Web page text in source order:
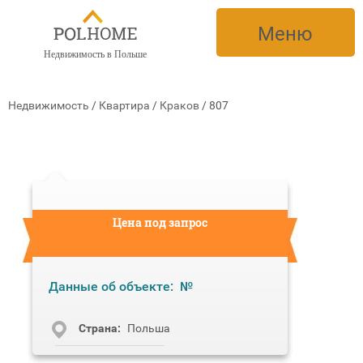
Недвижимость в Польше
Меню
Недвижимость / Квартира / Краков /807
Цена под запрос
Данные об объекте: №
Cтрана: Польша